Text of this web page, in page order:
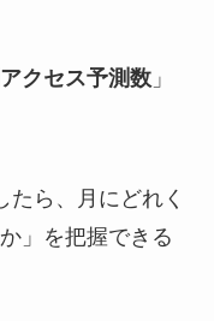
クセス予測数」
たら、月にどれく
」を把握できる